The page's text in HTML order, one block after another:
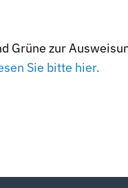
Grüne zur
Sie bitte hier.